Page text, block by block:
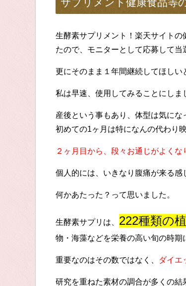
生酵素サプリメント！楽天サイトの
たので、モニターとして応募して当
更にそのまま１年間継続してほしい
私は早速、使用してみることにしま
産後という事もあり、体型は気にな
初めての1ヶ月は特になんの代わり
２ヶ月目から、段々お通じがよくな
個人的には、いきなり腹痛が来る感
何かあたった？って思いました。
生酵素サプリは、 222種類の
物・海藻などを栄養の高い旬の時期
重要なのはその数ではなく、 ダイエ
研究を重ねた素材の調合が多くの結